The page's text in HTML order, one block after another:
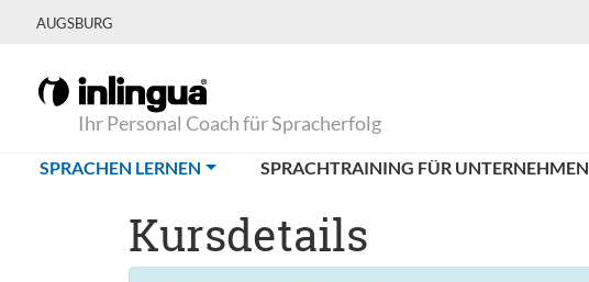
AUGSBURG
Ihr Personal Coach für Spracherfolg
SPRACHEN LERNEN (CURRENT)SPRACHTRAINING FÜR UNTERNEHMEN
Kursdetails